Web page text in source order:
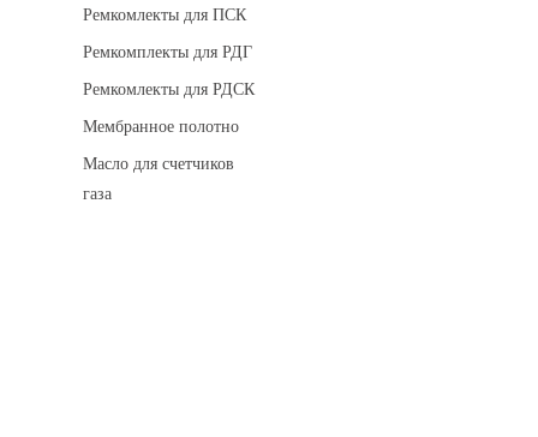
Ремкомлекты для ПСК
Ремкомплекты для РДГ
Ремкомлекты для РДСК
Мембранное полотно
Масло для счетчиков
газа